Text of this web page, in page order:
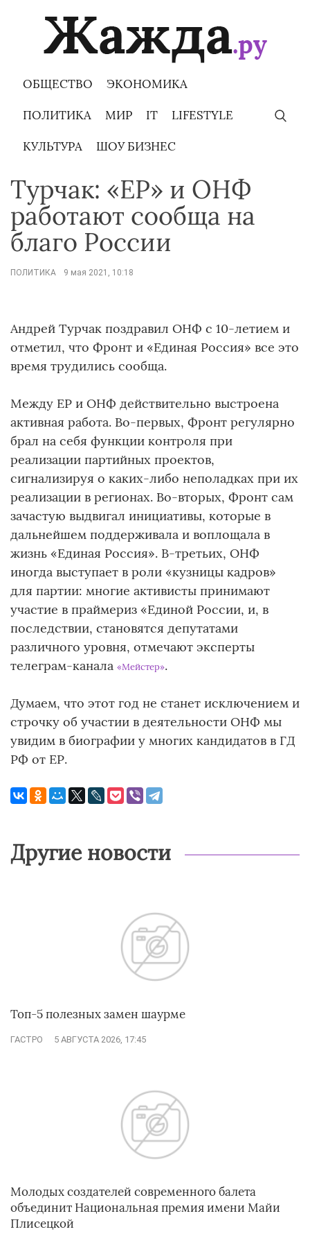
ОБЩЕСТВО ЭКОНОМИКА
ПОЛИТИКА МИР IT LIFESTYLE
КУЛЬТУРА ШОУ БИЗНЕС
Турчак: «ЕР» и ОНФ
работают сообща на
благо России
ПОЛИТИКА 9 мая 2021, 10:18
Андрей Турчак поздравил ОНФ с 10-летием и
отметил, что Фронт и «Единая Россия» все это
время трудились сообща.
Между ЕР и ОНФ действительно выстроена
активная работа. Во-первых, Фронт регулярно
брал на себя функции контроля при
реализации партийных проектов,
сигнализируя о каких-либо неполадках при их
реализации в регионах. Во-вторых, Фронт сам
зачастую выдвигал инициативы, которые в
дальнейшем поддерживала и воплощала в
жизнь «Единая Россия». В-третьих, ОНФ
иногда выступает в роли «кузницы кадров»
для партии: многие активисты принимают
участие в праймериз «Единой России, и, в
последствии, становятся депутатами
различного уровня, отмечают эксперты
телеграм-канала «Мейстер».
Думаем, что этот год не станет исключением и
строчку об участии в деятельности ОНФ мы
увидим в биографии у многих кандидатов в ГД
РФ от ЕР.
Другие новости
Топ-5 полезных замен шаурме
ГАСТРО 5 АВГУСТА 2026, 17:45
Молодых создателей современного балета
объединит Национальная премия имени Майи
Плисецкой